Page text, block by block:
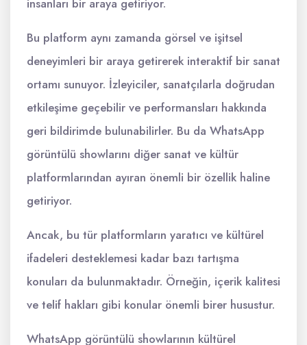
insanları bir araya getiriyor.
Bu platform aynı zamanda görsel ve işitsel
deneyimleri bir araya getirerek interaktif bir sanat
ortamı sunuyor. İzleyiciler, sanatçılarla doğrudan
etkileşime geçebilir ve performansları hakkında
geri bildirimde bulunabilirler. Bu da WhatsApp
görüntülü showlarını diğer sanat ve kültür
platformlarından ayıran önemli bir özellik haline
getiriyor.
Ancak, bu tür platformların yaratıcı ve kültürel
ifadeleri desteklemesi kadar bazı tartışma
konuları da bulunmaktadır. Örneğin, içerik kalitesi
ve telif hakları gibi konular önemli birer husustur.
WhatsApp görüntülü showlarının kültürel